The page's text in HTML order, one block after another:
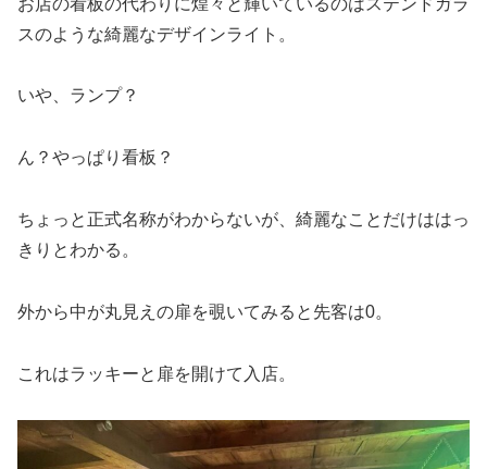
スのような綺麗なデザインライト。
いや、ランプ？
ん？やっぱり看板？
ちょっと正式名称がわからないが、綺麗なことだけははっ
きりとわかる。
外から中が丸見えの扉を覗いてみると先客は0。
これはラッキーと扉を開けて入店。